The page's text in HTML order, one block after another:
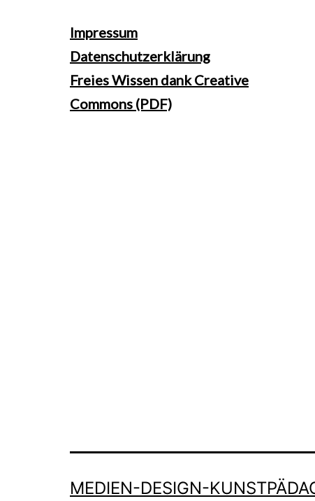
Impressum
Datenschutzerklärung
Freies Wissen dank Creative
Commons (PDF)
MEDIEN-DESIGN-